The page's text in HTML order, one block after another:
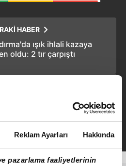
Reklam Ayarları Hakkında
pazarlama faaliyetlerinin
HABER
ışık ihlali kazaya
oldu: 2 tır çarpıştı
muhteşem